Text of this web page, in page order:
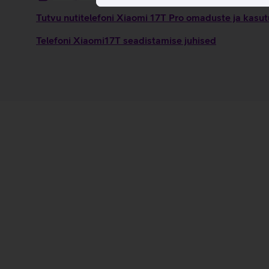
Tutvu nutitelefoni Xiaomi 17T Pro omaduste ja
Telefoni Xiaomi17T seadistamise juhised